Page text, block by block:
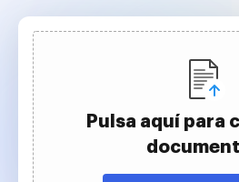
Pulsa aquí para